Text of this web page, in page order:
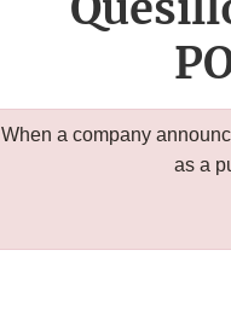
When a company
as a